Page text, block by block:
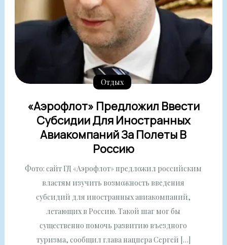
Отдых
«Аэрофлот» Предложил Ввести
Субсидии Для Иностранных
Авиакомпаний За Полеты В
Россию
Фото: сайт ГД «Аэрофлот» предложил российским
властям изучить возможность введения
субсидий для иностранных авиакомпаний,
летающих в Россию. Такой шаг мог бы
существенно помочь развитию въездного
туризма, сообщил глава нацпера Сергей […]